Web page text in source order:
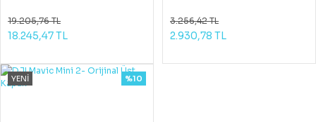
19.205,76 TL
18.245,47 TL
3.256,42 TL
2.930,78 TL
YENİ %10